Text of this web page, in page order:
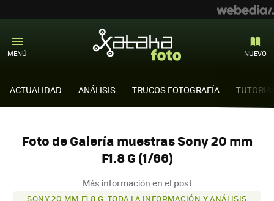
MENÚ NUEVO
ACTUALIDAD ANÁLISIS TRUCOS FOTOGRAFÍA
Foto de Galería muestras Sony 20 mm
F1.8 G (1/66)
Más información en el post
SONY 20 MM F1.8 G, TODA LA INFORMACIÓN Y ANÁLISIS